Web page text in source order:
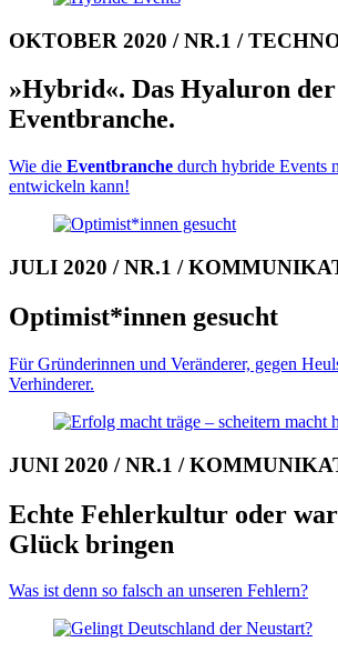
OKTOBER 2020 / NR.1 /
»Hybrid«. Das Hyaluron der
Eventbranche.
Wie die Eventbranche durch hybride Events
entwickeln kann!
JULI 2020 / NR.1 /
Optimist*innen gesucht
Für Gründerinnen und Veränderer, gegen
Verhinderer.
JUNI 2020 / NR.1 /
Echte Fehlerkultur oder
Glück bringen
Was ist denn so falsch an unseren Fehlern?